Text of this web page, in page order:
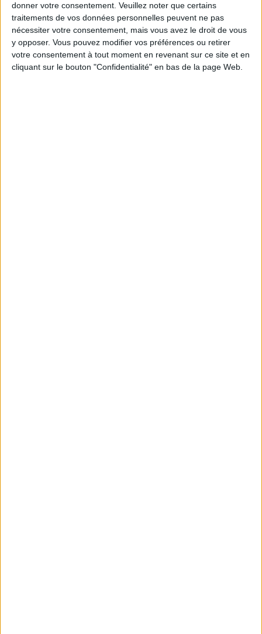
donner votre consentement. Veuillez noter que certains
traitements de vos données personnelles peuvent ne pas
nécessiter votre consentement, mais vous avez le droit de vous
y opposer. Vous pouvez modifier vos préférences ou retirer
votre consentement à tout moment en revenant sur ce site et en
cliquant sur le bouton "Confidentialité" en bas de la page Web.
5 BONS ROMANS EN FORMAT POCHE À DÉVORER CET ÉTÉ